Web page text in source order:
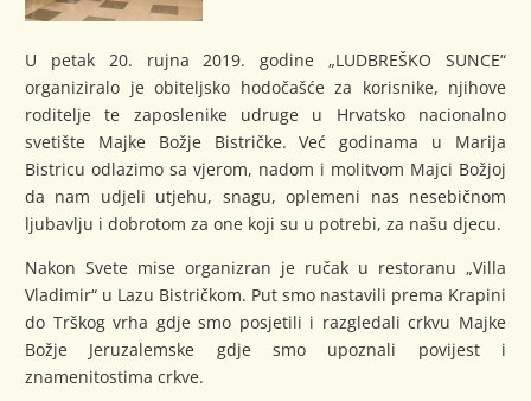
U petak 20. rujna 2019. godine „LUDBREŠKO SUNCE“
organiziralo je obiteljsko hodočašće za korisnike, njihove
roditelje te zaposlenike udruge u Hrvatsko nacionalno
svetište Majke Božje Bistričke. Već godinama u Marija
Bistricu odlazimo sa vjerom, nadom i molitvom Majci Božjoj
da nam udjeli utjehu, snagu, oplemeni nas nesebičnom
ljubavlju i dobrotom za one koji su u potrebi, za našu djecu.
Nakon Svete mise organizran je ručak u restoranu „Villa
Vladimir“ u Lazu Bistričkom. Put smo nastavili prema Krapini
do Trškog vrha gdje smo posjetili i razgledali crkvu Majke
Božje Jeruzalemske gdje smo upoznali povijest i
znamenitostima crkve.